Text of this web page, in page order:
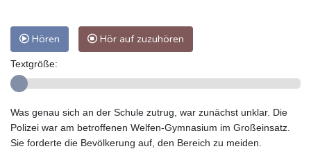
Hören Hör auf zuzuhören
Textgröße:
Was genau sich an der Schule zutrug, war zunächst unklar. Die
Polizei war am betroffenen Welfen-Gymnasium im Großeinsatz.
Sie forderte die Bevölkerung auf, den Bereich zu meiden.